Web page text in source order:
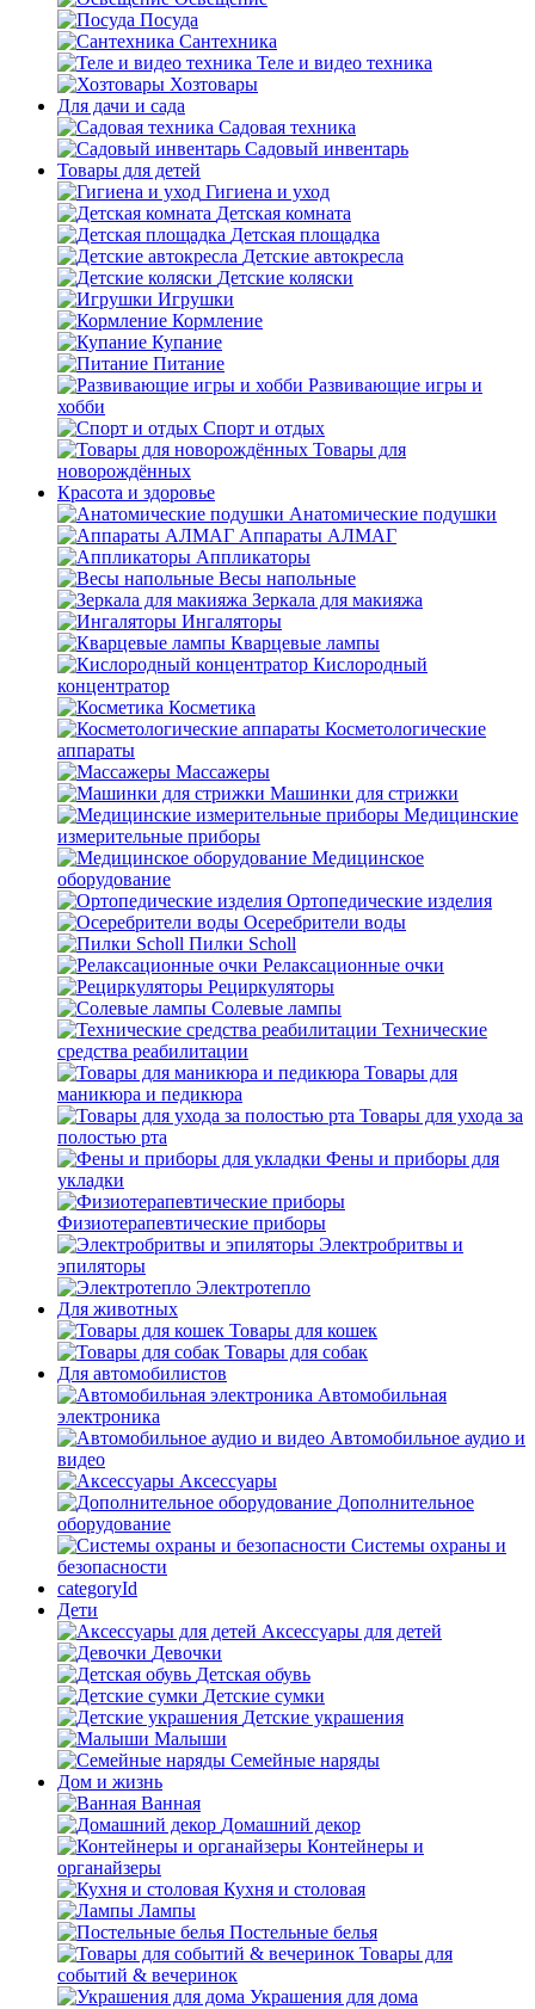
Посуда
Сантехника
Теле и видео техника
Хозтовары
Для дачи и сада
Садовая техника
Садовый инвентарь
Товары для детей
Гигиена и уход
Детская комната
Детская площадка
Детские автокресла
Детские коляски
Игрушки
Кормление
Купание
Питание
Развивающие игры и
хобби
Спорт и отдых
Товары для
новорождённых
Красота и здоровье
Анатомические подушки
Аппараты АЛМАГ
Аппликаторы
Весы напольные
Зеркала для макияжа
Ингаляторы
Кварцевые лампы
Кислородный
концентратор
Косметика
Косметологические
аппараты
Массажеры
Машинки для стрижки
Медицинские
измерительные приборы
Медицинское
оборудование
Ортопедические изделия
Осеребрители воды
Пилки Scholl
Релаксационные очки
Рециркуляторы
Солевые лампы
Технические
средства реабилитации
Товары для
маникюра и педикюра
Товары для ухода за
полостью рта
Фены и приборы для
укладки
Физиотерапевтические приборы
Электробритвы и
эпиляторы
Электротепло
Для животных
Товары для кошек
Товары для собак
Для автомобилистов
Автомобильная
электроника
Автомобильное аудио и
видео
Аксессуары
Дополнительное
оборудование
Системы охраны и
безопасности
categoryId
Дети
Аксессуары для детей
Девочки
Детская обувь
Детские сумки
Детские украшения
Малыши
Семейные наряды
Дом и жизнь
Ванная
Домашний декор
Контейнеры и
органайзеры
Кухня и столовая
Лампы
Постельные белья
Товары для
событий & вечеринок
Украшения для дома